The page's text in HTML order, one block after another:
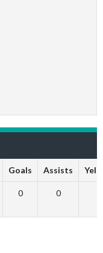
Goals Assists
0 0